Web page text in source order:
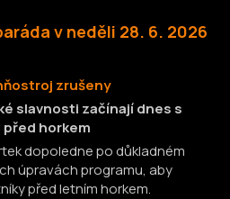
v neděli 28. 6. 2026
zrušeny
slavnosti začínají dnes s
horkem
dopoledne po důkladném
úpravách programu, aby
před letním horkem.